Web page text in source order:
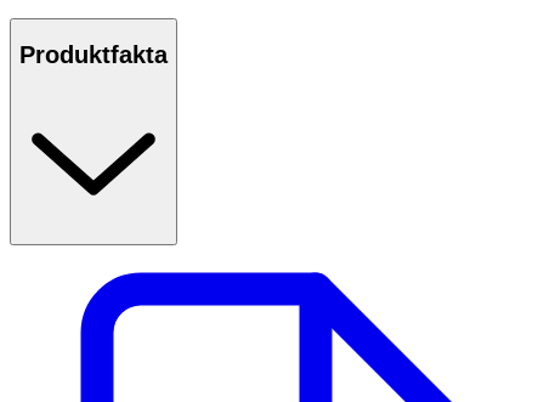
Produktfakta